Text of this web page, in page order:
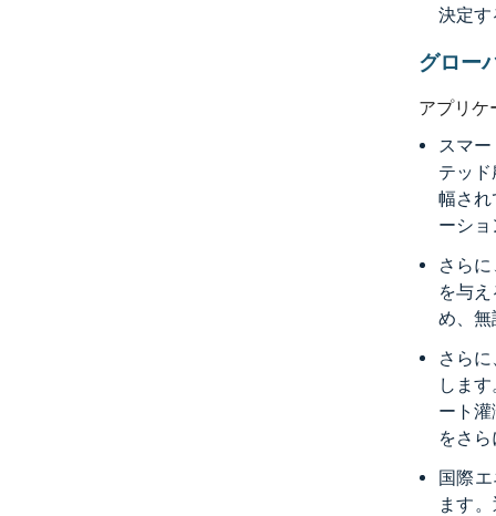
決定す
グロー
アプリケ
スマ
テッ
幅さ
ーショ
さら
を与
め、無
さら
しま
ート
をさら
国際
ます